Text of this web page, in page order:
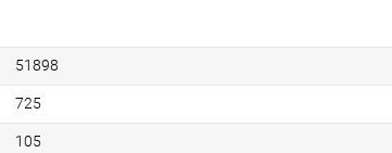
51898
725
105